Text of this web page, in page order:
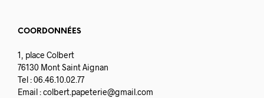
COORDONNÉES
1, place Colbert
76130 Mont Saint Aignan
Tel : 06.46.10.02.77
Email :colbert.papeterie@gmail.com